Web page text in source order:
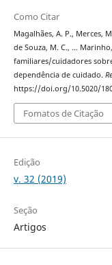
Como Citar
Magalhães, A. P., Merces,
de Souza, M. C., …
familiares/cuidadores
dependência de cuidado.
https://doi.org/10.5020/
Fomatos de Citação
Edição
v. 32 (2019)
Seção
Artigos